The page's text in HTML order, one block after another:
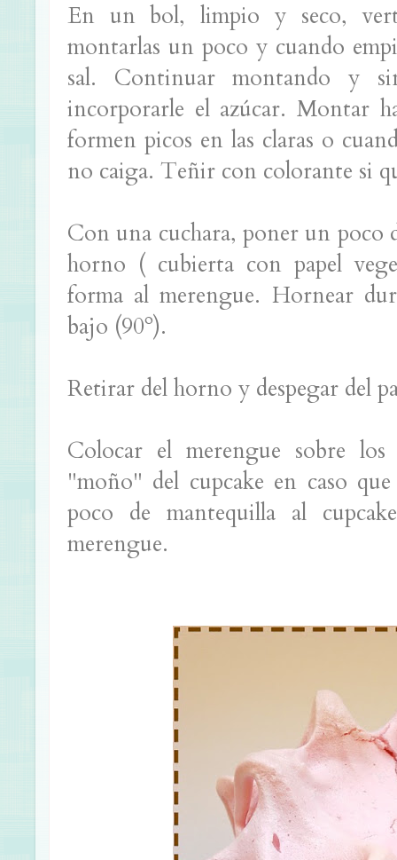
En un bol, limpio y seco,
montarlas un poco y cuando
sal. Continuar montando y
incorporarle el azúcar. Montar
formen picos en las claras o
no caiga. Teñir con colorante si
Con una cuchara, poner un poco
horno ( cubierta con papel
forma al merengue. Hornear
bajo (90º).
Retirar del horno y despegar del
Colocar el merengue sobre
"moño" del cupcake en caso
poco de mantequilla al
merengue.